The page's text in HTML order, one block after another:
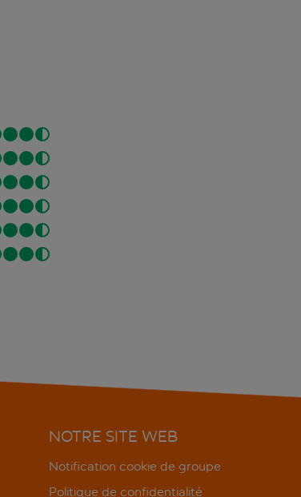
NOTRE SITE WEB
Notification cookie de groupe
Politique de confidentialité